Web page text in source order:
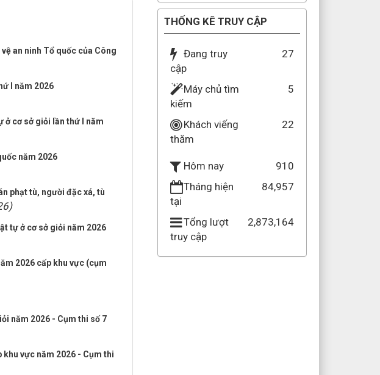
an ninh Tổ quốc của Công
I năm 2026
ở cơ sở giỏi lần thứ I năm
năm 2026
phạt tù, người đặc xá, tù
tự ở cơ sở giỏi năm 2026
2026 cấp khu vực (cụm
năm 2026 - Cụm thi số 7
vực năm 2026 - Cụm thi
THỐNG KÊ TRUY CẬP
Đang truy
cập
27
Máy chủ tìm
kiếm
5
Khách viếng
thăm
22
Hôm nay
910
Tháng hiện
tại
84,957
Tổng lượt
truy cập
2,873,164